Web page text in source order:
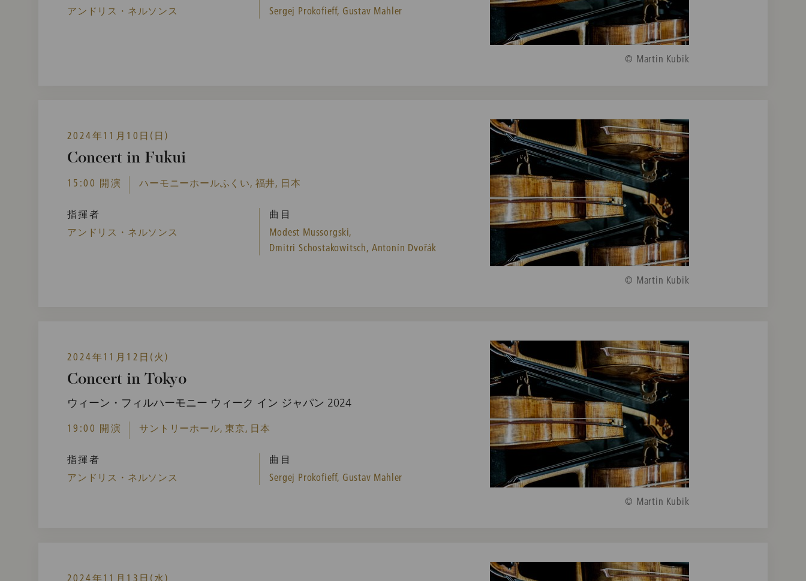
アンドリス・ネルソンス
Sergej Prokofieff, Gustav Mahler
© Martin Kubik
2024年11月10日(日)
Concert in Fukui
15:00 開演 ハーモニーホールふくい, 福井, 日本
指揮者
アンドリス・ネルソンス
曲目
Modest Mussorgski,
Dmitri Schostakowitsch, Antonín Dvořák
© Martin Kubik
2024年11月12日(火)
Concert in Tokyo
ウィーン・フィルハーモニー ウィーク イン ジャパン 2024
19:00 開演 サントリーホール, 東京, 日本
指揮者
アンドリス・ネルソンス
曲目
Sergej Prokofieff, Gustav Mahler
© Martin Kubik
2024年11月13日(水)